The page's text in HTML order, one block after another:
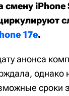
iPhone
17e.
анонса
однако
сроки